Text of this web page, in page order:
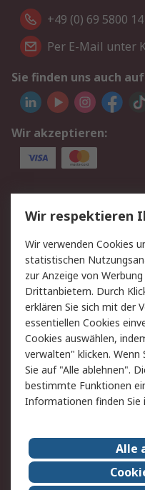
+49 (0) 69 5800
Per E-Mail unter
Sie finden uns auch
Wir akzeptieren:
Service
Value Added Services
Rücksendungen
Hilfe
Rechtliches
AGB
Cookie-Richtlinie
Copyright/
Karriere bei RS
Wir respektieren
Wir verwenden Cookies
statistischen
zur Anzeige von
Drittanbietern. Durch
erklären Sie sich mit der
essentiellen Cookies
Cookies auswählen,
verwalten" klicken. Wenn
Sie auf "Alle ablehnen".
bestimmte Funktionen
Informationen finden Sie
Alle